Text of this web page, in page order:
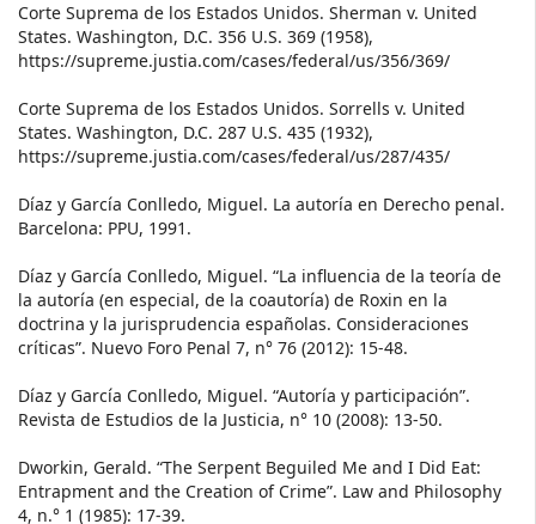
Corte Suprema de los Estados Unidos. Sherman v. United
States. Washington, D.C. 356 U.S. 369 (1958),
https://supreme.justia.com/cases/federal/us/356/369/
Corte Suprema de los Estados Unidos. Sorrells v. United
States. Washington, D.C. 287 U.S. 435 (1932),
https://supreme.justia.com/cases/federal/us/287/435/
Díaz y García Conlledo, Miguel. La autoría en Derecho penal.
Barcelona: PPU, 1991.
Díaz y García Conlledo, Miguel. “La influencia de la teoría de
la autoría (en especial, de la coautoría) de Roxin en la
doctrina y la jurisprudencia españolas. Consideraciones
críticas”. Nuevo Foro Penal 7, n° 76 (2012): 15-48.
Díaz y García Conlledo, Miguel. “Autoría y participación”.
Revista de Estudios de la Justicia, n° 10 (2008): 13-50.
Dworkin, Gerald. “The Serpent Beguiled Me and I Did Eat:
Entrapment and the Creation of Crime”. Law and Philosophy
4, n.° 1 (1985): 17-39.